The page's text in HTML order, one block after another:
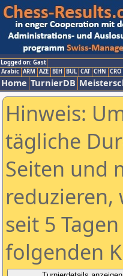
Logged on: Gast
Arabic ARM AZE BIH BUL CAT CHN CRO
Home TurnierDB
Hinweis:
tägliche
Seiten und
reduzieren,
seit 5
folgenden